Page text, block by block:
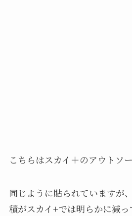
こちらはスカイ＋のアウトソー
同じように貼られていますが
積がスカイ+では明らかに減っ